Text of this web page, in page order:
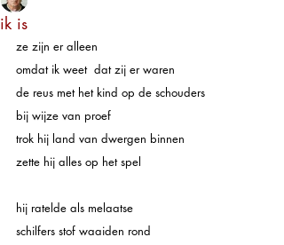
ik is
ze zijn er alleen
omdat ik weet  dat zij er waren
de reus met het kind op de schouders
bij wijze van proef
trok hij land van dwergen binnen
zette hij alles op het spel
hij ratelde als melaatse
schilfers stof waaiden rond